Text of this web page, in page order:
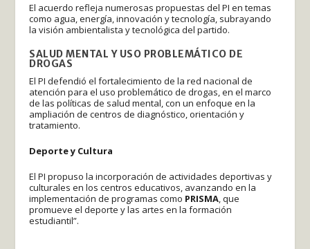
El acuerdo refleja numerosas propuestas del PI en temas
como agua, energía, innovación y tecnología, subrayando
la visión ambientalista y tecnológica del partido.
SALUD MENTAL Y USO PROBLEMÁTICO DE
DROGAS
El PI defendió el fortalecimiento de la red nacional de
atención para el uso problemático de drogas, en el marco
de las políticas de salud mental, con un enfoque en la
ampliación de centros de diagnóstico, orientación y
tratamiento.
Deporte y Cultura
El PI propuso la incorporación de actividades deportivas y
culturales en los centros educativos, avanzando en la
implementación de programas como PRISMA, que
promueve el deporte y las artes en la formación
estudiantil”.